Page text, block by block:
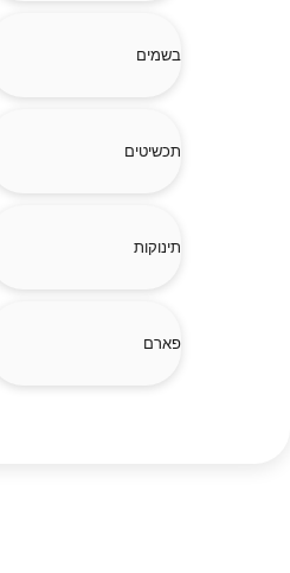
בשמים
תכשיטים
תינוקות
פארם